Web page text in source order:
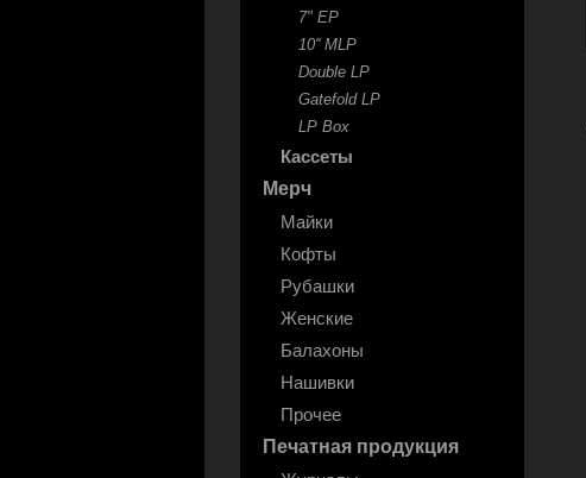
7" EP
10'' MLP
Double LP
Gatefold LP
LP Box
Кассеты
Мерч
Майки
Кофты
Рубашки
Женские
Балахоны
Нашивки
Прочее
Печатная продукция